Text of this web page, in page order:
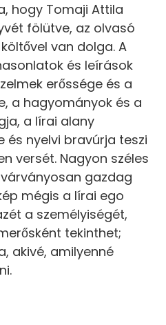
hogy Tomaji Attila
fölütve, az olvasó
van dolga. A
és leírások
erőssége és a
a hagyományok és a
a lírai alany
és nyelvi bravúrja teszi
versét. Nagyon széles
gazdag
mégis a lírai ego
a személyiségét,
tekinthet;
akivé, amilyenné